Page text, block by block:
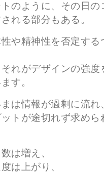
のように、その日の
れる部分もある。
や精神性を否定する
れがデザインの強度
す。
は情報が過剰に流れ
トが途切れず求めら
は増え、
は上がり、